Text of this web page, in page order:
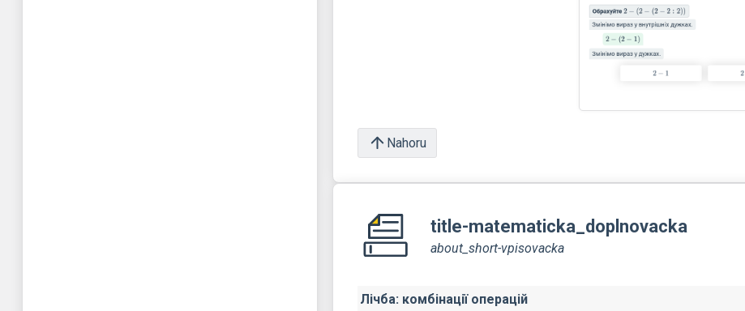
Nahoru
title-matematicka_doplnovacka
about_short-vpisovacka
Лічба: комбінації операцій